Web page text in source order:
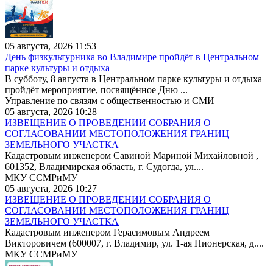
05 августа, 2026 11:53
День физкультурника во Владимире пройдёт в Центральном
парке культуры и отдыха
В субботу, 8 августа в Центральном парке культуры и отдыха
пройдёт мероприятие, посвящённое Дню ...
Управление по связям с общественностью и СМИ
05 августа, 2026 10:28
ИЗВЕЩЕНИЕ О ПРОВЕДЕНИИ СОБРАНИЯ О
СОГЛАСОВАНИИ МЕСТОПОЛОЖЕНИЯ ГРАНИЦ
ЗЕМЕЛЬНОГО УЧАСТКА
Кадастровым инженером Савиной Мариной Михайловной ,
601352, Владимирская область, г. Судогда, ул....
МКУ ССМРиМУ
05 августа, 2026 10:27
ИЗВЕЩЕНИЕ О ПРОВЕДЕНИИ СОБРАНИЯ О
СОГЛАСОВАНИИ МЕСТОПОЛОЖЕНИЯ ГРАНИЦ
ЗЕМЕЛЬНОГО УЧАСТКА
Кадастровым инженером Герасимовым Андреем
Викторовичем (600007, г. Владимир, ул. 1-ая Пионерская, д....
МКУ ССМРиМУ